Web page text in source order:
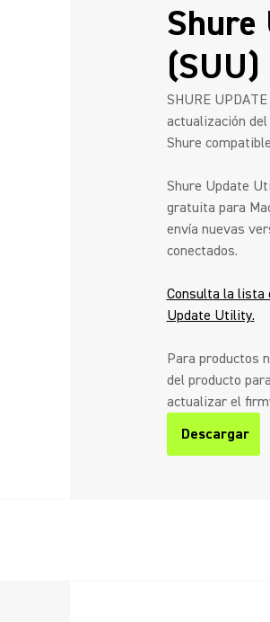
(SUU)
SHURE
actualización
Shure
Shure Update
gratuita para
envía nuevas
conectados.
Consulta la lista
Update Utility.
Para productos
del producto
actualizar el
Descargar